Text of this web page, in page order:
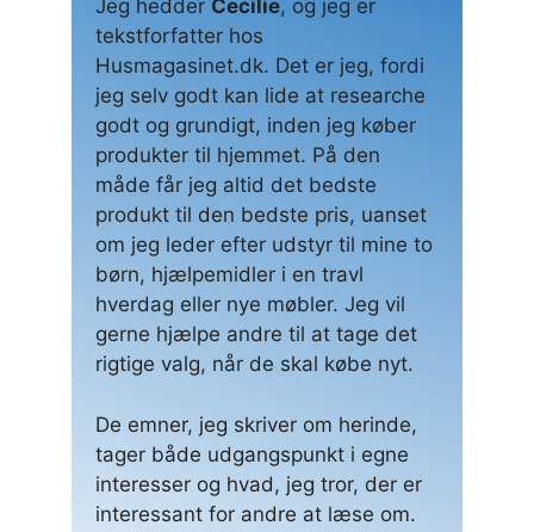
Jeg hedder Cecilie, og jeg er
tekstforfatter hos
Husmagasinet.dk. Det er jeg, fordi
jeg selv godt kan lide at researche
godt og grundigt, inden jeg køber
produkter til hjemmet. På den
måde får jeg altid det bedste
produkt til den bedste pris, uanset
om jeg leder efter udstyr til mine to
børn, hjælpemidler i en travl
hverdag eller nye møbler. Jeg vil
gerne hjælpe andre til at tage det
rigtige valg, når de skal købe nyt.
De emner, jeg skriver om herinde,
tager både udgangspunkt i egne
interesser og hvad, jeg tror, der er
interessant for andre at læse om.